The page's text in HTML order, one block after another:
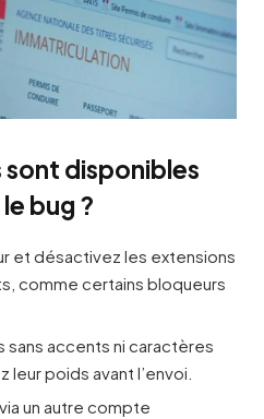
sont disponibles
bug ?
et désactivez les extensions
comme certains bloqueurs
sans accents ni caractères
leur poids avant l’envoi.
un autre compte